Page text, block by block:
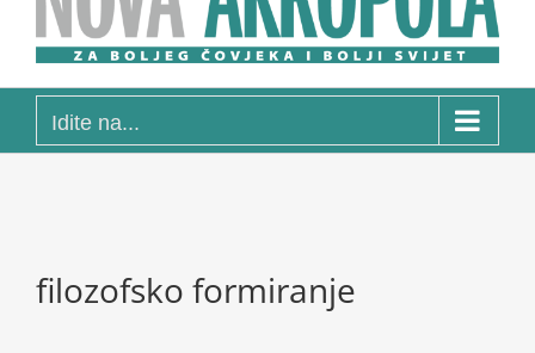
Idite na...
filozofsko formiranje